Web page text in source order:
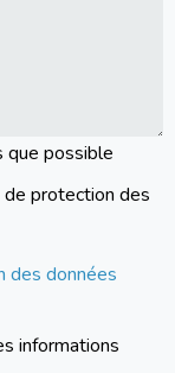
que possible
de protection des
des données
informations